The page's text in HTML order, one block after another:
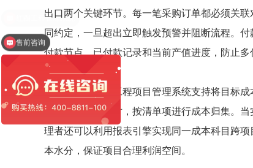
出口两个关键环节。每一笔采购订单都必须关
同约定，一旦超出立即触发预警并阻断流程。
付款节点、已付款记录和当前产值进度，防止多
同时，红圈工程项目管理系统支持将目标成
确认凭证自动核对，按清单项进行成本归集。
理者还可以利用报表引擎实现同一成本科目跨
本水分，保证项目合理利润空间。
售前咨询